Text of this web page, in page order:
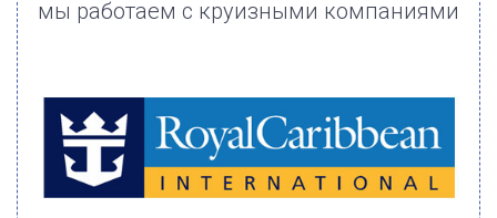
мы работаем с круизными компаниями